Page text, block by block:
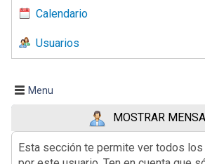
Calendario
Usuarios
Menu
MOSTRAR
Esta sección te permite ver todos